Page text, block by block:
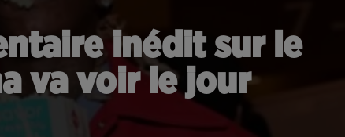
inédit sur le
va voir le jour